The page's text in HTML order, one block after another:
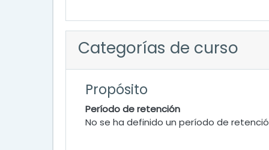
Categorías de curso
Propósito
Período de retención
No se ha definido un período de